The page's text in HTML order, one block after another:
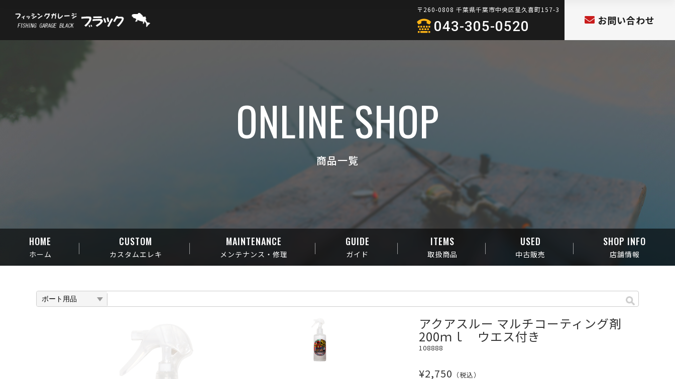
〒260-0808 千葉県千葉市中央区星久喜町157-3
043-305-0520 お問い合わせ
HOME
ホーム
CUSTOM
カスタムエレキ
MAINTENANCE
メンテナンス・修理
GUIDE
ガイド
ITEMS
取扱商品
USED
中古販売
SHOP INFO
店舗情報
商品一覧
ONLINE SHOP
アクアスルー マルチコーティング剤
200ｍｌ ウエス付き
108888
¥2,750 （税込）